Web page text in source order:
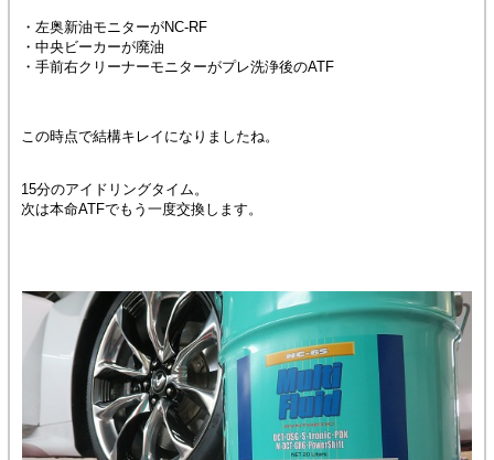
・左奥新油モニターがNC-RF
・中央ビーカーが廃油
・手前右クリーナーモニターがプレ洗浄後のATF
この時点で結構キレイになりましたね。
15分のアイドリングタイム。
次は本命ATFでもう一度交換します。